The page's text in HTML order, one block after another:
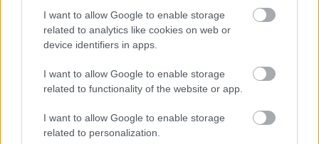
I want to allow Google to enable storage
related to analytics like cookies on web or
device identifiers in apps.
I want to allow Google to enable storage
related to functionality of the website or app.
I want to allow Google to enable storage
related to personalization.
Witcher 3: Wild Hunt kedvcsinálója, ha a
Bosszúállók: Végtelen háború ihlette volna meg
a készítőket. Wow!
Unmute Loaded:
21.65%
A The Witcher 3: Wild Hunt a játéktörténelem egyik
legjobb szerepjátéka, aBosszúállók: Végtelen háború